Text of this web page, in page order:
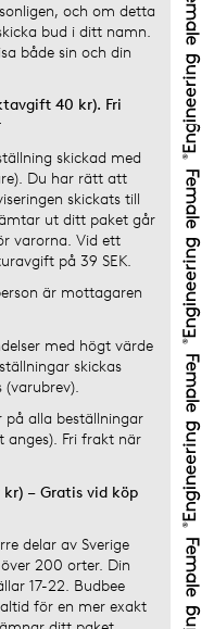
och om detta
bud i ditt namn.
både sin och din
40 kr). Fri
skickad med
Du har rätt att
skickats till
ut ditt paket går
varorna. Vid ett
på 39 SEK.
är mottagaren
med högt värde
skickas
(varubrev).
på alla beställningar
anges). Fri frakt när
– Gratis vid köp
delar av Sverige
200 orter. Din
17-22. Budbee
för en mer exakt